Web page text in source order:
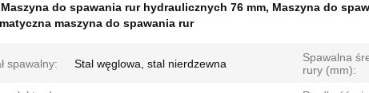
Maszyna do spawania rur hydraulicznych 76 mm, Maszyna do
maszyna do spawania rur
spawalny: Stal węglowa, stal nierdzewna
Spawalna
rury (mm):